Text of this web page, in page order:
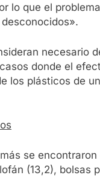
lo que el
necesario
donde el
los plásticos de
se
(13,2), bolsas